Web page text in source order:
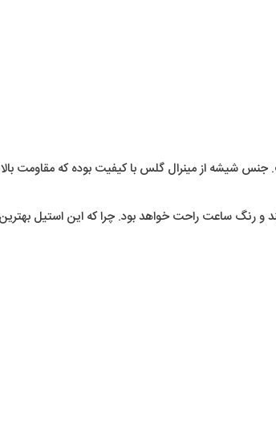
از مینرال گلس با کیفیت بوده که مقاومت
و رنگ ساعت راحت خواهد بود. چرا که این استیل